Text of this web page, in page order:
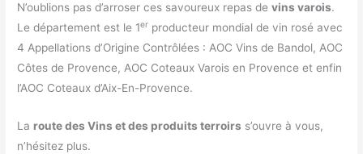
N’oublions pas d’arroser ces savoureux repas devins varois.
Le département est le 1er producteur mondial de vin rosé avec
4 Appellations d’Origine Contrôlées : AOC Vins de Bandol, AOC
Côtes de Provence, AOC Coteaux Varois en Provence et enfin
l’AOC Coteaux d’Aix-En-Provence.
La route des Vins et des produits terroirs s’ouvre à vous,
n’hésitez plus.